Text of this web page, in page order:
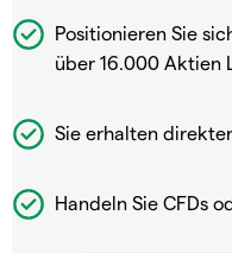
Positionieren Sie
über 16.000 Aktien
Sie erhalten
Handeln Sie CFDs